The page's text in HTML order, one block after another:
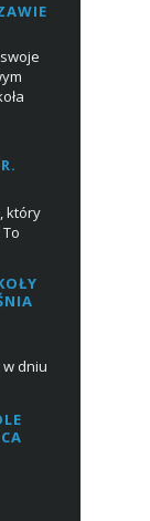
który
dniu